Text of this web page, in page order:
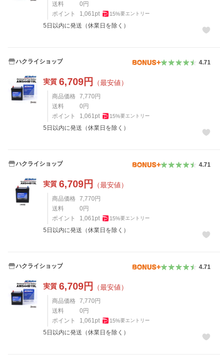
送料
0 円
ポイント
1,061pt 15%要エントリー
5日以内に発送（休業日を除く）
ハクライショップ 4.71
実質 6,709円 （最安値）
商品価格 7,770 円
送料
0 円
ポイント
1,061pt 15%要エントリー
5日以内に発送（休業日を除く）
ハクライショップ 4.71
実質 6,709円 （最安値）
商品価格 7,770 円
送料
0 円
ポイント
1,061pt 15%要エントリー
5日以内に発送（休業日を除く）
ハクライショップ 4.71
実質 6,709円 （最安値）
商品価格 7,770 円
送料
0 円
ポイント
1,061pt 15%要エントリー
5日以内に発送（休業日を除く）